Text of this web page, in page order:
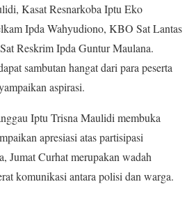
Kasat Resnarkoba Iptu Eko
Ipda Wahyudiono, KBO Sat Lantas
Reskrim Ipda Guntur Maulana.
sambutan hangat dari para peserta
aspirasi.
Iptu Trisna Maulidi membuka
apresiasi atas partisipasi
Jumat Curhat merupakan wadah
komunikasi antara polisi dan warga.